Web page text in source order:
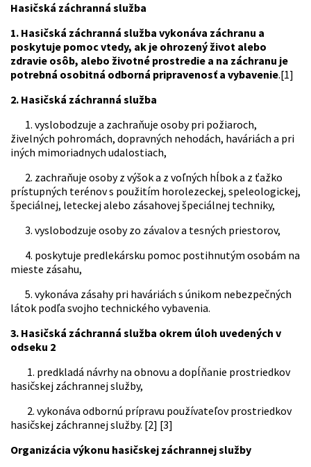
Hasičská záchranná služba
1. Hasičská záchranná služba vykonáva záchranu a
poskytuje pomoc vtedy, ak je ohrozený život alebo
zdravie osôb, alebo životné prostredie a na záchranu je
potrebná osobitná odborná pripravenosť a vybavenie.[1]
2. Hasičská záchranná služba
1. vyslobodzuje a zachraňuje osoby pri požiaroch,
živelných pohromách, dopravných nehodách, haváriách a pri
iných mimoriadnych udalostiach,
2. zachraňuje osoby z výšok a z voľných hĺbok a z ťažko
prístupných terénov s použitím horolezeckej, speleologickej,
špeciálnej, leteckej alebo zásahovej špeciálnej techniky,
3. vyslobodzuje osoby zo závalov a tesných priestorov,
4. poskytuje predlekársku pomoc postihnutým osobám na
mieste zásahu,
5. vykonáva zásahy pri haváriách s únikom nebezpečných
látok podľa svojho technického vybavenia.
3. Hasičská záchranná služba okrem úloh uvedených v
odseku 2
1. predkladá návrhy na obnovu a dopĺňanie prostriedkov
hasičskej záchrannej služby,
2. vykonáva odbornú prípravu používateľov prostriedkov
hasičskej záchrannej služby. [2] [3]
Organizácia výkonu hasičskej záchrannej služby